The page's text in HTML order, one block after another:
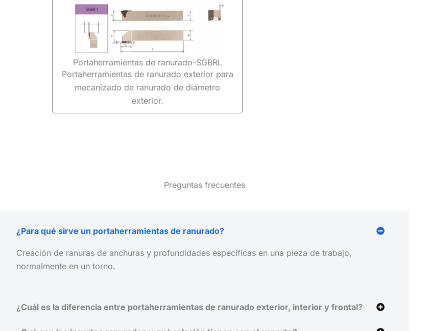
Portaherramientas de ranurado-SGBRL
Portaherramientas de ranurado exterior para
mecanizado de ranurado de diámetro
exterior.
Preguntas frecuentes
¿Para qué sirve un portaherramientas de ranurado?
Creación de ranuras de anchuras y profundidades específicas en una pieza de trabajo,
normalmente en un torno.
¿Cuál es la diferencia entre portaherramientas de ranurado exterior, interior y frontal?